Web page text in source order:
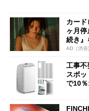
カー
ヶ月
続き』
AD（渋谷
工事不
スポ
で10